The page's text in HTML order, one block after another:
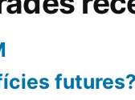
futures?